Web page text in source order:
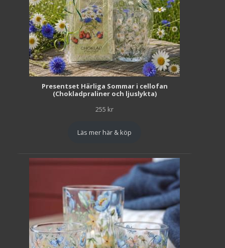
Presentset Härliga Sommar i cellofan
(Chokladpraliner och ljuslykta)
255 kr
Läs mer här & köp